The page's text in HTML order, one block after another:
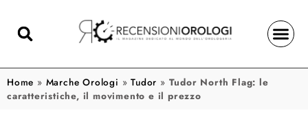
Home » Marche Orologi »Tudor » Tudor North Flag: le
caratteristiche, il movimento e il prezzo